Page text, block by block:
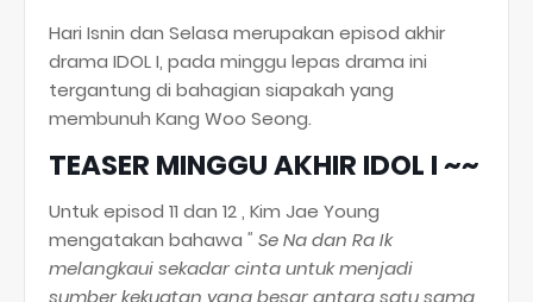
Hari Isnin dan Selasa merupakan episod akhir
drama IDOL I, pada minggu lepas drama ini
tergantung di bahagian siapakah yang
membunuh Kang Woo Seong.
TEASER MINGGU AKHIR IDOL I ~~
Untuk episod 11 dan 12 , Kim Jae Young
mengatakan bahawa " Se Na dan Ra Ik
melangkaui sekadar cinta untuk menjadi
sumber kekuatan yang besar antara satu sama